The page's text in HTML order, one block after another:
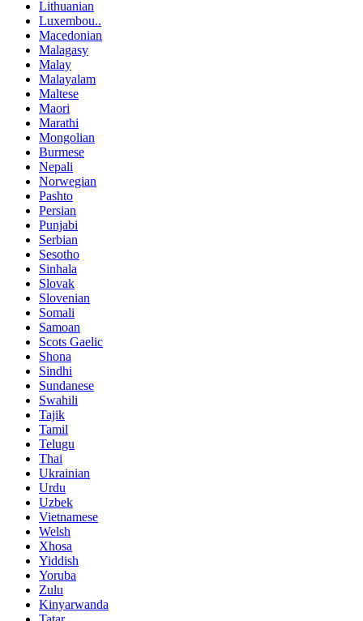
Lithuanian
Luxembou..
Macedonian
Malagasy
Malay
Malayalam
Maltese
Maori
Marathi
Mongolian
Burmese
Nepali
Norwegian
Pashto
Persian
Punjabi
Serbian
Sesotho
Sinhala
Slovak
Slovenian
Somali
Samoan
Scots Gaelic
Shona
Sindhi
Sundanese
Swahili
Tajik
Tamil
Telugu
Thai
Ukrainian
Urdu
Uzbek
Vietnamese
Welsh
Xhosa
Yiddish
Yoruba
Zulu
Kinyarwanda